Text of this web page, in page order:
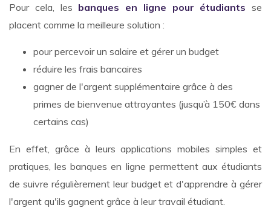
Pour cela, les banques en ligne pour étudiants se
placent comme la meilleure solution :
pour percevoir un salaire et gérer un budget
réduire les frais bancaires
gagner de l'argent supplémentaire grâce à des
primes de bienvenue attrayantes (jusqu’à 150€ dans
certains cas)
En effet, grâce à leurs applications mobiles simples et
pratiques, les banques en ligne permettent aux étudiants
de suivre régulièrement leur budget et d'apprendre à gérer
l'argent qu'ils gagnent grâce à leur travail étudiant.